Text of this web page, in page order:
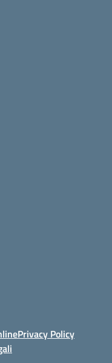
Privacy Policy